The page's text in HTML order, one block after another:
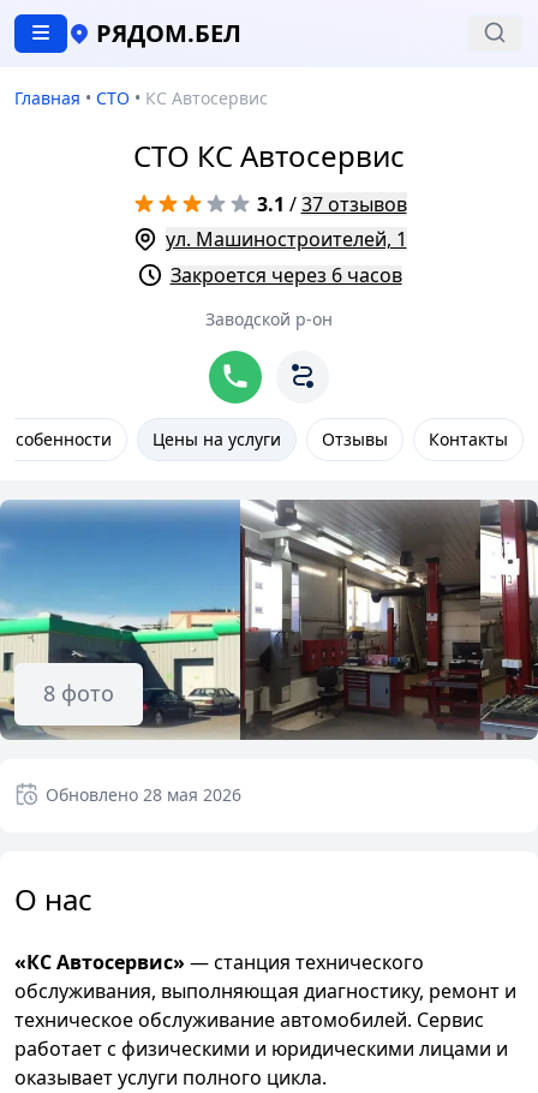
РЯДОМ.БЕЛ
Главная • СТО • КС Автосервис
СТО КС Автосервис
3.1 /37 отзывов
ул. Машиностроителей, 1
Закроется через 6 часов
Заводской р-он
Особенности Цены на услуги Отзывы Контакты
8 фото
Обновлено 28 мая 2026
О нас
«КС Автосервис»— станция технического
обслуживания, выполняющая диагностику, ремонт и
техническое обслуживание автомобилей. Сервис
работает с физическими и юридическими лицами и
оказывает услуги полного цикла.